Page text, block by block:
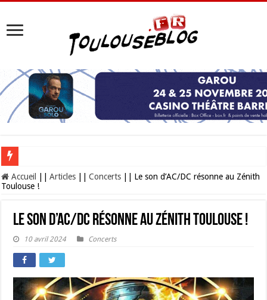
Les Nocturnes de la Cité de l’espace 2026 : l’événement incontournable de
Accueil Articles Concerts
Le son d’AC/DC résonne au Zénith
Toulouse !
Le son d’AC/DC résonne au Zénith Toulouse !
10 avril 2024 Concerts